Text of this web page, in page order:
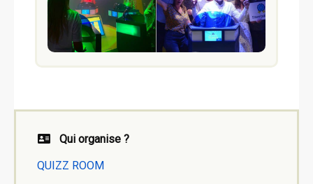
Qui organise ?
QUIZZ ROOM